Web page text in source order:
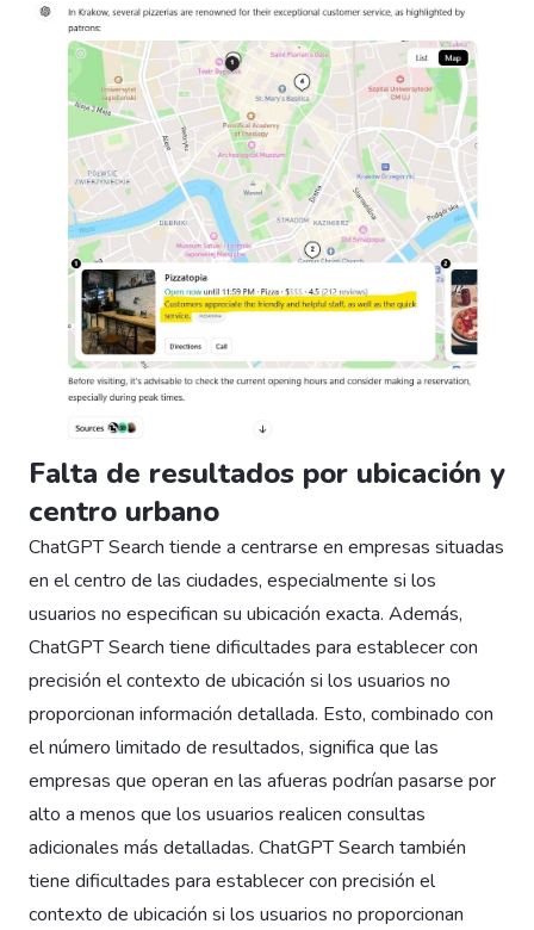
Falta de resultados por ubicación y
centro urbano
ChatGPT Search tiende a centrarse en empresas situadas
en el centro de las ciudades, especialmente si los
usuarios no especifican su ubicación exacta. Además,
ChatGPT Search tiene dificultades para establecer con
precisión el contexto de ubicación si los usuarios no
proporcionan información detallada. Esto, combinado con
el número limitado de resultados, significa que las
empresas que operan en las afueras podrían pasarse por
alto a menos que los usuarios realicen consultas
adicionales más detalladas. ChatGPT Search también
tiene dificultades para establecer con precisión el
contexto de ubicación si los usuarios no proporcionan